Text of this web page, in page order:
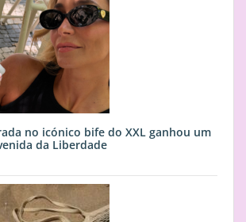
no icónico bife do XXL ganhou um
da Liberdade